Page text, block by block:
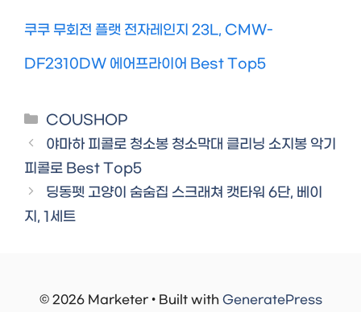
쿠쿠 무회전 플랫 전자레인지 23L, CMW-
DF2310DW 에어프라이어 Best Top5
Categories
COUSHOP
야마하 피콜로 청소봉 청소막대 클리닝 소지봉 악기
피콜로 Best Top5
딩동펫 고양이 숨숨집 스크래쳐 캣타워 6단, 베이
지, 1세트
© 2026 Marketer • Built with GeneratePress